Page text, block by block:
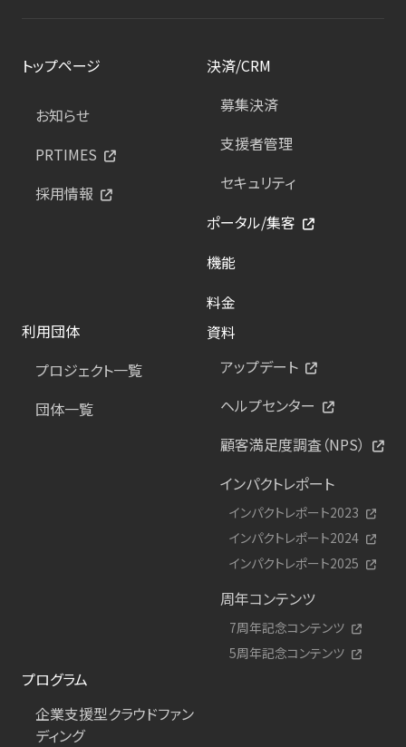
トップページ
お知らせ
PRTIMES
採用情報
決済/CRM
募集決済
支援者管理
セキュリティ
ポータル/集客
機能
料金
利用団体
プロジェクト一覧
団体一覧
資料
アップデート
ヘルプセンター
顧客満足度調査（NPS）
インパクトレポート
インパクトレポート2023
インパクトレポート2024
インパクトレポート2025
周年コンテンツ
7周年記念コンテンツ
5周年記念コンテンツ
プログラム
企業支援型クラウドファン
ディング